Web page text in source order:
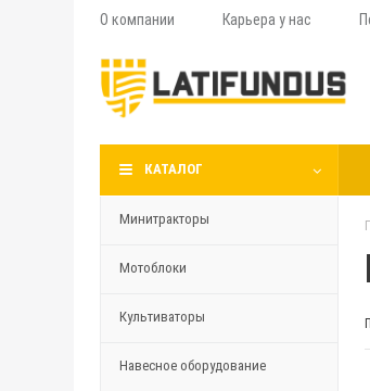
О компании Карьера у нас
КАТАЛОГ
Минитракторы
Мотоблоки
Культиваторы
Навесное оборудование